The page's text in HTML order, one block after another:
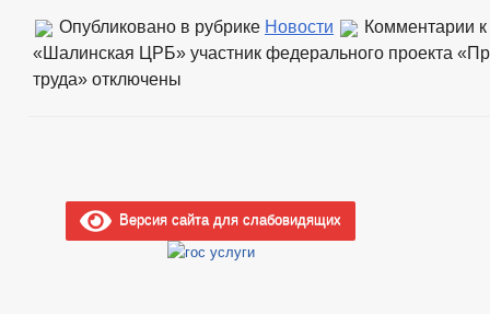
Опубликовано в рубрике Новости Комментарии
«Шалинская ЦРБ» участник федерального проекта
труда» отключены
Версия сайта для слабовидящих